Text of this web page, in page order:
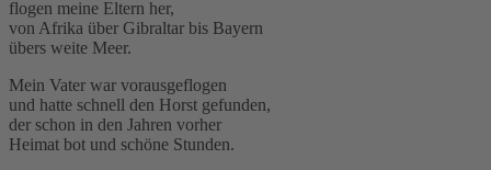
flogen meine Eltern her,
von Afrika über Gibraltar bis Bayern
übers weite Meer.
Mein Vater war vorausgeflogen
und hatte schnell den Horst gefunden,
der schon in den Jahren vorher
Heimat bot und schöne Stunden.